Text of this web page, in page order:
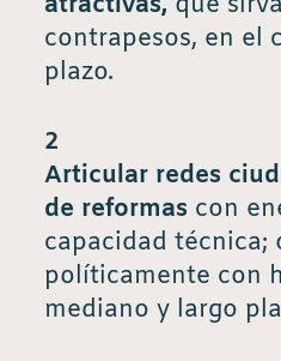
contrapesos, en el
plazo.
2
Articular redes
de reformas con
capacidad técnica;
políticamente con
mediano y largo